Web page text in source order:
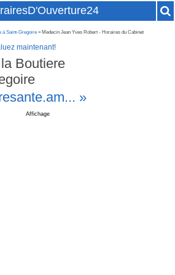
à Saint-Gregoire » Medecin Jean Yves Robert - Horaires du Cabinet
maintenant!
Boutiere
»
Affichage